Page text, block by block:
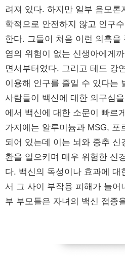
려져 있다. 하지만 일부 음모론
학적으로 안전하지 않고 인구
한다. 그들이 처음 이런 의혹
염의 위험이 없는 신생아에게
면서부터였다. 그리고 테드 강
이용해 인구를 줄일 수 있다는
사람들이 백신에 대한 의구심
에서 백신에 대한 소문이 빠르
가지에는 알루미늄과 MSG, 포
되어 있는데 이는 뇌와 중추 신
환을 일으키며 매우 위험한 신
다. 백신의 독성이나 효과에 대
서 그 사이 부작용 피해가 늘어
부 부모들은 자녀의 백신 접종